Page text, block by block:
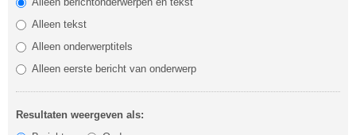
Alleen tekst
Alleen onderwerptitels
Alleen eerste bericht van onderwerp
Resultaten weergeven als: